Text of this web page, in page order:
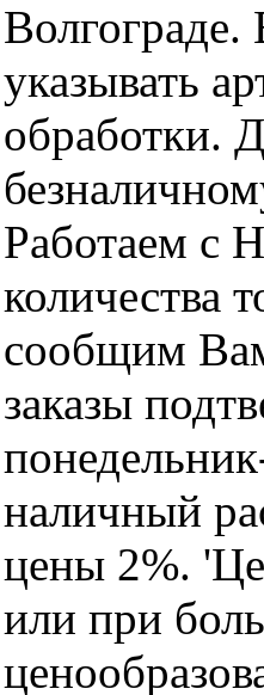
Волгограде.
указывать
обработки.
Работаем с
количества
сообщим
заказы
наличный
цены 2%.
или при